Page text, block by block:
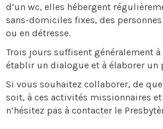
d’un wc, elles hébergent
sans-domiciles fixes, des
ou en détresse.
Trois jours suffisent généralement à
établir un dialogue et à élaborer un
Si vous souhaitez collaborer, de
soit, à ces activités missionnaires
n’hésitez pas à contacter le